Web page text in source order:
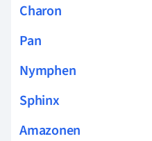
Charon
Pan
Nymphen
Sphinx
Amazonen